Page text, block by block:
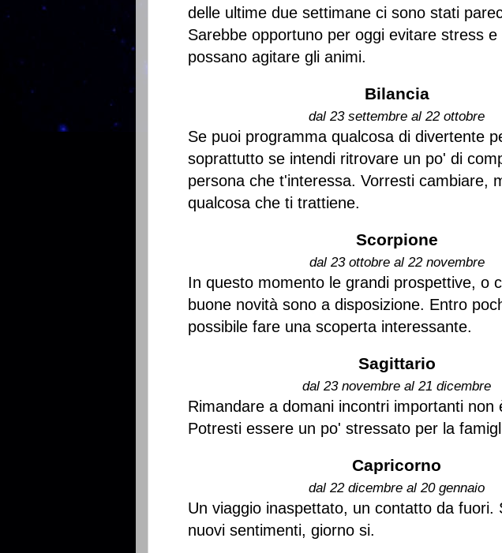
delle ultime due settimane ci sono stati
Sarebbe opportuno per oggi evitare stress e
possano agitare gli animi.
Bilancia
dal 23 settembre al 22 ottobre
Se puoi programma qualcosa di divertente
soprattutto se intendi ritrovare un po' di
persona che t'interessa. Vorresti cambiare,
qualcosa che ti trattiene.
Scorpione
dal 23 ottobre al 22 novembre
In questo momento le grandi prospettive, o
buone novità sono a disposizione. Entro
possibile fare una scoperta interessante.
Sagittario
dal 23 novembre al 21 dicembre
Rimandare a domani incontri importanti non
Potresti essere un po' stressato per la
Capricorno
dal 22 dicembre al 20 gennaio
Un viaggio inaspettato, un contatto da fuori.
nuovi sentimenti, giorno si.